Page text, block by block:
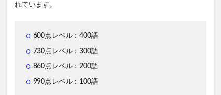
れています。
600点レベル：400語
730点レベル：300語
860点レベル：200語
990点レベル：100語